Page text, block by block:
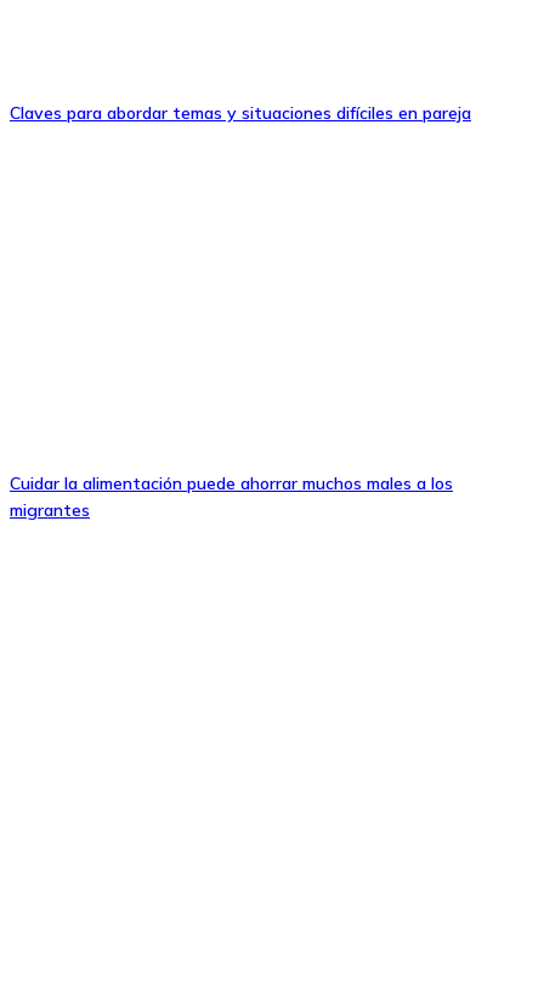
Claves para abordar temas y situaciones difíciles en pareja
Cuidar la alimentación puede ahorrar muchos males a los
migrantes